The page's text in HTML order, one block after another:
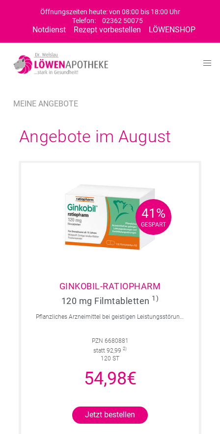
Öffnungszeiten heute: von 08:00 bis 18:00 Uhr
Telefon:
02362 50075
Notdienst Rezept vorbestellen LÖWENSHOP
MEINE ANGEBOTE
Angebote im August
41%
GESPART
41%
GESPART
GINKOBIL-RATIOPHARM
120 mg Filmtabletten 1)
Pflanzliches Arzneimittel bei geistigen Leistungsstörungen und Durchblutungsstörungen.
PZN 6680881
statt 92,99 2)
120 ST
54,98€
Jetzt bestellen